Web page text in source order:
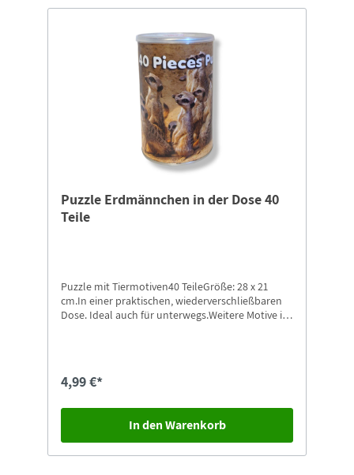
Puzzle Erdmännchen in der Dose 40
Teile
Puzzle mit Tiermotiven40 TeileGröße: 28 x 21
cm.In einer praktischen, wiederverschließbaren
Dose. Ideal auch für unterwegs.Weitere Motive in
4,99 €*
In den Warenkorb